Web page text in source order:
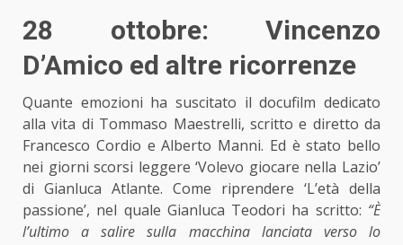
28 ottobre: Vincenzo
D’Amico ed altre ricorrenze
Quante emozioni ha suscitato il docufilm dedicato
alla vita di Tommaso Maestrelli, scritto e diretto da
Francesco Cordio e Alberto Manni. Ed è stato bello
nei giorni scorsi leggere ‘Volevo giocare nella Lazio’
di Gianluca Atlante. Come riprendere ‘L’età della
passione’, nel quale Gianluca Teodori ha scritto: “È
l’ultimo a salire sulla macchina lanciata verso lo